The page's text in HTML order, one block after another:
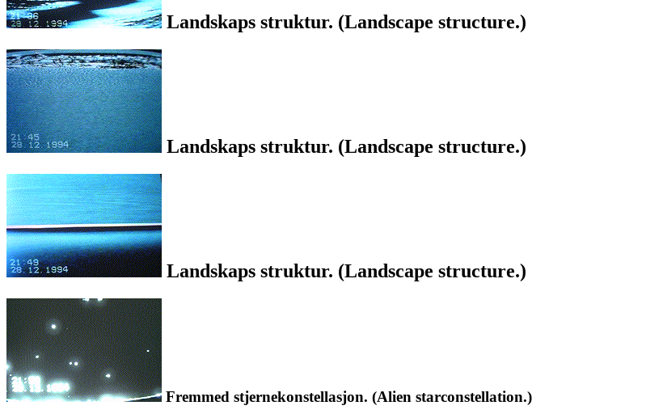
Landskaps struktur. (Landscape structure.)
Landskaps struktur. (Landscape structure.)
Landskaps struktur. (Landscape structure.)
Fremmed stjernekonstellasjon. (Alien starconstellation.)